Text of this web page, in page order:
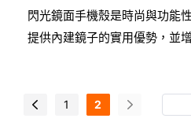
閃光鏡面手機殼是時尚與功能
提供內建鏡子的實用優勢，並
1 2